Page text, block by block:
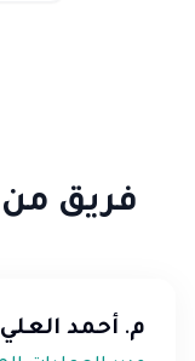
فريق
م. أحمد العلي